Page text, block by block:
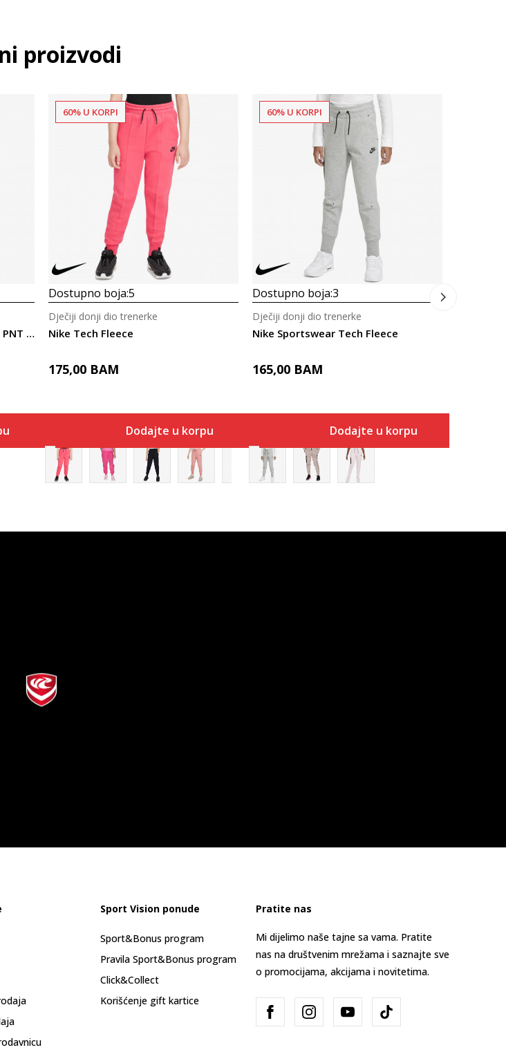
proizvodi
Nike G NSW STUDIO FLC LOOSE PNT LBR
60% U KORPI
Dostupno boja:5
Nike Tech Fleece
Dječiji donji dio trenerke
175,00 BAM
Dodajte u korpu
60% U KORPI
Dostupno boja:3
Nike Sportswear Tech Fleece
Dječiji donji dio trenerke
165,00 BAM
Dodajte u korpu
Sport Vision ponude
Sport&Bonus program
Pravila Sport&Bonus program
Click&Collect
Korišćenje gift kartice
Pratite nas
Mi dijelimo naše tajne sa vama. Pratite
nas na društvenim mrežama i saznajte sve
o promocijama, akcijama i novitetima.